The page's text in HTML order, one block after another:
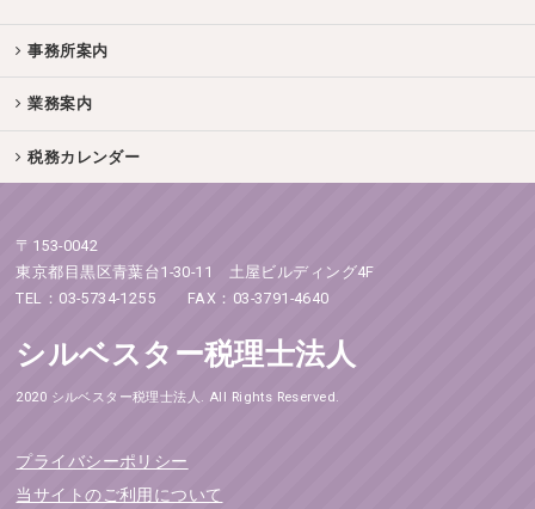
事務所案内
業務案内
税務カレンダー
〒153-0042
東京都目黒区青葉台1-30-11 土屋ビルディング4F
TEL：03-5734-1255 FAX：03-3791-4640
シルベスター税理士法人
2020 シルベスター税理士法人. All Rights Reserved.
プライバシーポリシー
当サイトのご利用について